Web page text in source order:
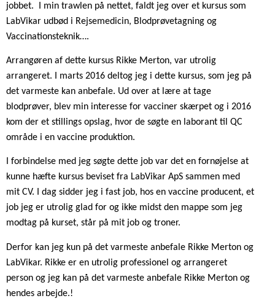
jobbet.
I min trawlen på nettet, faldt jeg over et kursus som
LabVikar udbød i Rejsemedicin, Blodprøvetagning og
Vaccinationsteknik….
Arrangøren af dette kursus Rikke Merton, var utrolig
arrangeret. I marts 2016 deltog jeg i dette kursus, som jeg på
det varmeste kan anbefale. Ud over at lære at tage
blodprøver, blev min interesse for vacciner skærpet og i 2016
kom der et stillings opslag, hvor de søgte en laborant til QC
område i en vaccine produktion.
I forbindelse med jeg søgte dette job var det en fornøjelse at
kunne hæfte kursus beviset fra LabVikar ApS sammen med
mit CV. I dag sidder jeg i fast job, hos en vaccine producent, et
job jeg er utrolig glad for og ikke midst den mappe som jeg
modtag på kurset, står på mit job og troner.
Derfor kan jeg kun på det varmeste anbefale Rikke Merton og
LabVikar. Rikke er en utrolig professionel og arrangeret
person og jeg kan på det varmeste anbefale Rikke Merton og
hendes arbejde.!